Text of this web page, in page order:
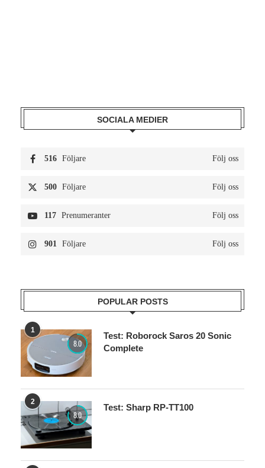
SOCIALA MEDIER
516 Följare Följ oss
500 Följare Följ oss
117 Prenumeranter Följ oss
901 Följare Följ oss
POPULAR POSTS
1
8.0
Test: Roborock Saros 20 Sonic
Complete
2
8.0
Test: Sharp RP-TT100